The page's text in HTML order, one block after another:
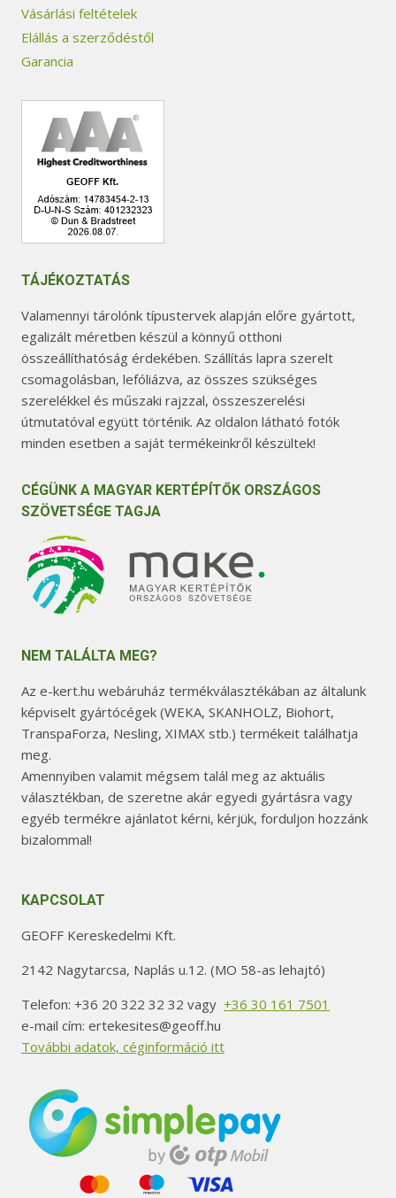
Vásárlási feltételek
Elállás a szerződéstől
Garancia
TÁJÉKOZTATÁS
Valamennyi tárolónk típustervek alapján előre gyártott,
egalizált méretben készül a könnyű otthoni
összeállíthatóság érdekében. Szállítás lapra szerelt
csomagolásban, lefóliázva, az összes szükséges
szerelékkel és műszaki rajzzal, összeszerelési
útmutatóval együtt történik. Az oldalon látható fotók
minden esetben a saját termékeinkről készültek!
CÉGÜNK A MAGYAR KERTÉPÍTŐK ORSZÁGOS
SZÖVETSÉGE TAGJA
NEM TALÁLTA MEG?
Az e-kert.hu webáruház termékválasztékában az általunk
képviselt gyártócégek (WEKA, SKANHOLZ, Biohort,
TranspaForza, Nesling, XIMAX stb.) termékeit találhatja
meg.
Amennyiben valamit mégsem talál meg az aktuális
választékban, de szeretne akár egyedi gyártásra vagy
egyéb termékre ajánlatot kérni, kérjük, forduljon hozzánk
bizalommal!
KAPCSOLAT
GEOFF Kereskedelmi Kft.
2142 Nagytarcsa, Naplás u.12. (MO 58-as lehajtó)
Telefon: +36 20 322 32 32 vagy +36 30 161 7501
e-mail cím: ertekesites@geoff.hu
További adatok, céginformáció itt